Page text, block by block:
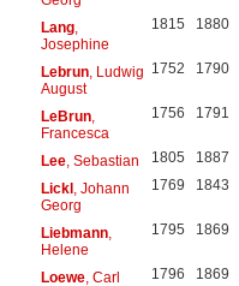
Lang,
Josephine
1815 1880
Lebrun, Ludwig
August
1752 1790
LeBrun,
Francesca
1756 1791
Lee, Sebastian 1805 1887
Lickl, Johann
Georg
1769 1843
Liebmann,
Helene
1795 1869
Loewe, Carl 1796 1869